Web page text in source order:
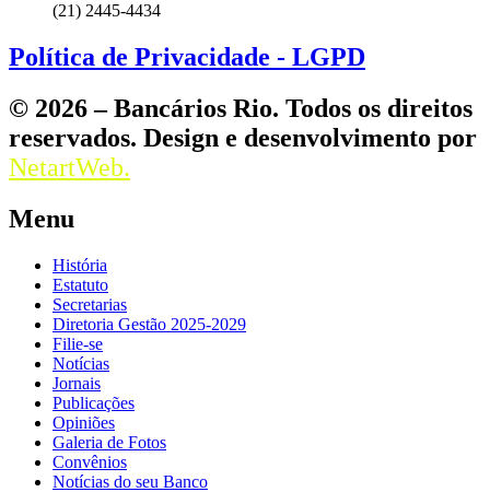
(21) 2445-4434
Política de Privacidade - LGPD
© 2026 – Bancários Rio. Todos os direitos
reservados. Design e desenvolvimento por
NetartWeb.
Menu
História
Estatuto
Secretarias
Diretoria Gestão 2025-2029
Filie-se
Notícias
Jornais
Publicações
Opiniões
Galeria de Fotos
Convênios
Notícias do seu Banco